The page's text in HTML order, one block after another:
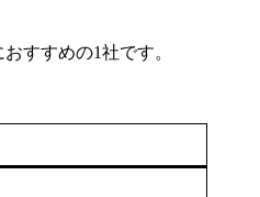
すすめの1社です。